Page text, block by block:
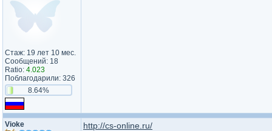
Стаж: 19 лет 10 мес.
Сообщений: 18
Ratio: 4.023
Поблагодарили: 326
8.64%
Vioke http://cs-online.ru/